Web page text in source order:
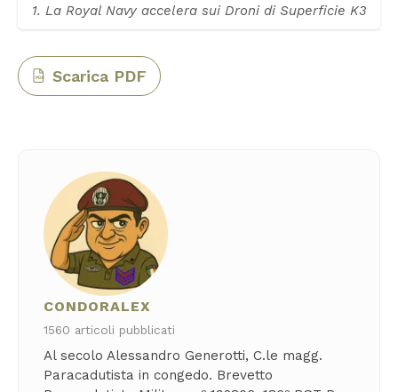
1. La Royal Navy accelera sui Droni di Superficie K3
PDF Scarica PDF
CONDORALEX
1560 articoli pubblicati
Al secolo Alessandro Generotti, C.le magg.
Paracadutista in congedo. Brevetto